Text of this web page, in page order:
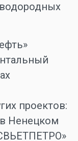
проектов:
Ненецком